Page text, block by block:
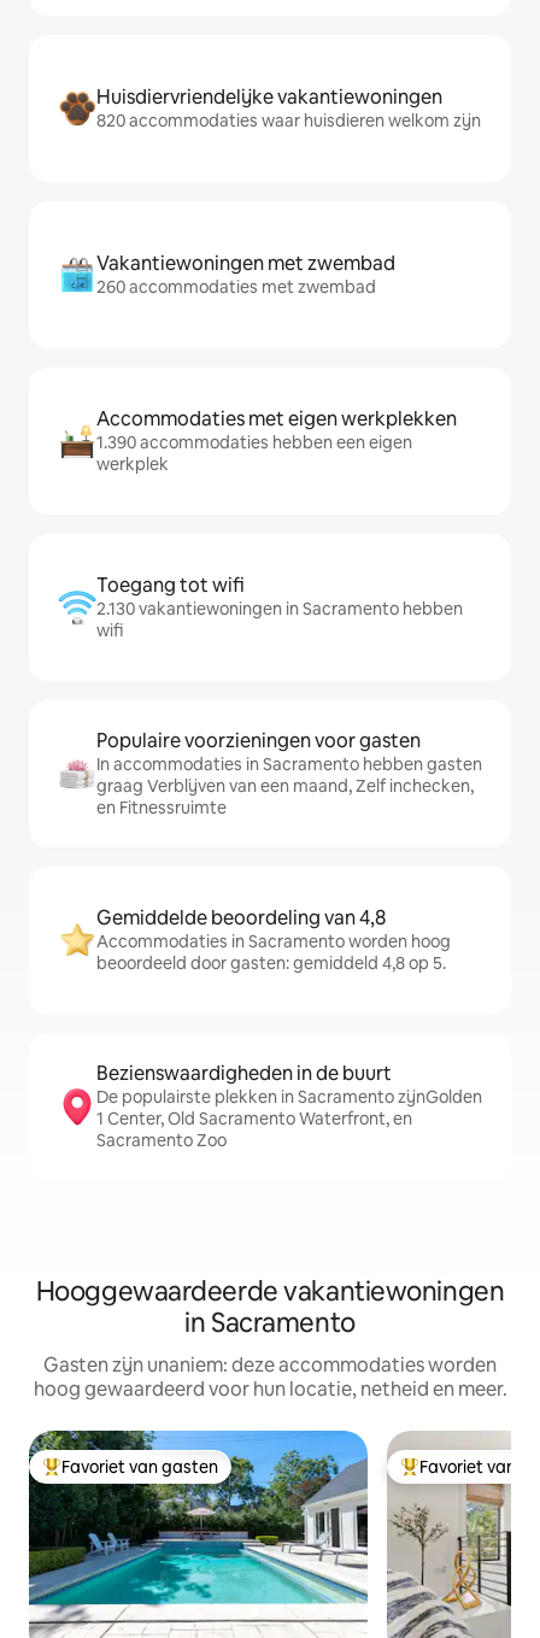
Huisdiervriendelijke vakantiewoningen
820 accommodaties waar huisdieren welkom zijn
Vakantiewoningen met zwembad
260 accommodaties met zwembad
Accommodaties met eigen werkplekken
1.390 accommodaties hebben een eigen
werkplek
Toegang tot wifi
2.130 vakantiewoningen in Sacramento hebben
wifi
Populaire voorzieningen voor gasten
In accommodaties in Sacramento hebben gasten
graag Verblijven van een maand, Zelf inchecken,
en Fitnessruimte
Gemiddelde beoordeling van 4,8
Accommodaties in Sacramento worden hoog
beoordeeld door gasten: gemiddeld 4,8 op 5.
Bezienswaardigheden in de buurt
De populairste plekken in Sacramento zijnGolden
1 Center, Old Sacramento Waterfront, en
Sacramento Zoo
Hooggewaardeerde vakantiewoningen
in Sacramento
Gasten zijn unaniem: deze accommodaties worden
hoog gewaardeerd voor hun locatie, netheid en meer.
Topfavoriet van gasten
Favoriet van gasten Topfavoriet van
Favoriet van